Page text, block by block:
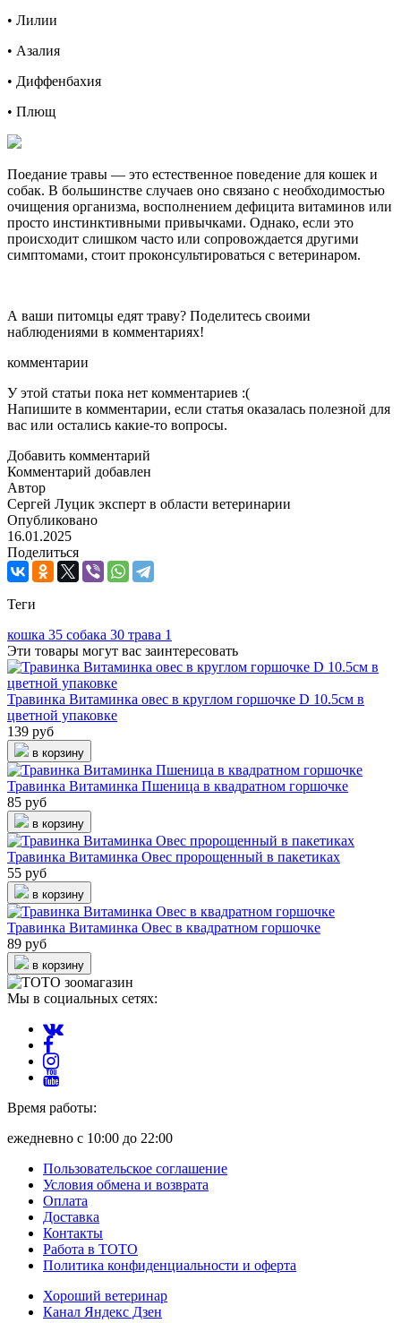
• Лилии
• Азалия
• Диффенбахия
• Плющ
Поедание травы — это естественное поведение для кошек и
собак. В большинстве случаев оно связано с необходимостью
очищения организма, восполнением дефицита витаминов или
просто инстинктивными привычками. Однако, если это
происходит слишком часто или сопровождается другими
симптомами, стоит проконсультироваться с ветеринаром.
А ваши питомцы едят траву? Поделитесь своими
наблюдениями в комментариях!
комментарии
У этой статьи пока нет комментариев :(
Напишите в комментарии, если статья оказалась полезной для
вас или остались какие-то вопросы.
Добавить комментарий
Комментарий добавлен
Автор
Сергей Луцик эксперт в области ветеринарии
Опубликовано
16.01.2025
Поделиться
Теги
кошка 35 собака 30 трава 1
Эти товары могут вас заинтересовать
Травинка Витаминка овес в круглом горшочке D 10.5см в
цветной упаковке
139 руб
в корзину
Травинка Витаминка Пшеница в квадратном горшочке
85 руб
в корзину
Травинка Витаминка Овес пророщенный в пакетиках
55 руб
в корзину
Травинка Витаминка Овес в квадратном горшочке
89 руб
в корзину
Мы в социальных сетях:
Время работы:
ежедневно с 10:00 до 22:00
Пользовательское соглашение
Условия обмена и возврата
Оплата
Доставка
Контакты
Работа в ТОТО
Политика конфиденциальности и оферта
Хороший ветеринар
Канал Яндекс Дзен